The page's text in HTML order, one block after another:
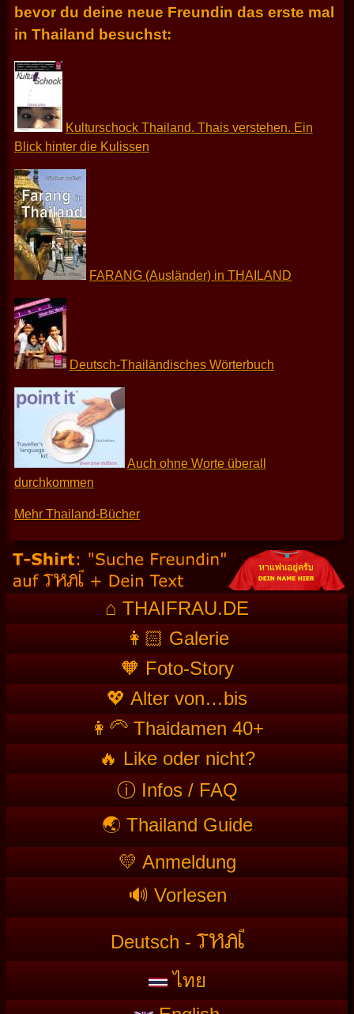
bevor du deine neue Freundin das erste mal
in Thailand besuchst:
Kulturschock Thailand. Thais verstehen. Ein
Blick hinter die Kulissen
FARANG (Ausländer) in THAILAND
Deutsch-Thailändisches Wörterbuch
Auch ohne Worte überall
durchkommen
Mehr Thailand-Bücher
⌂ THAIFRAU.DE
👩🏻 Galerie
🧡 Foto-Story
💖 Alter von…bis
👩‍🦳 Thaidamen 40+
🔥 Like oder nicht?
ⓘ Infos / FAQ
🌏 Thailand Guide
💛 Anmeldung
🔊 Vorlesen
Deutsch - THAI
ไทย